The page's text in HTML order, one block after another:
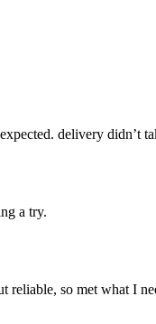
delivery didn’t
a try.
reliable, so met what I